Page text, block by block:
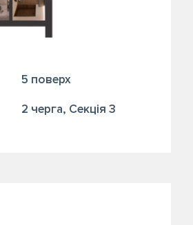
5 поверх
2 черга, Секція 3